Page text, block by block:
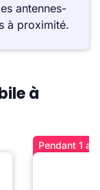
antennes-
à proximité.
à
Pendant 1